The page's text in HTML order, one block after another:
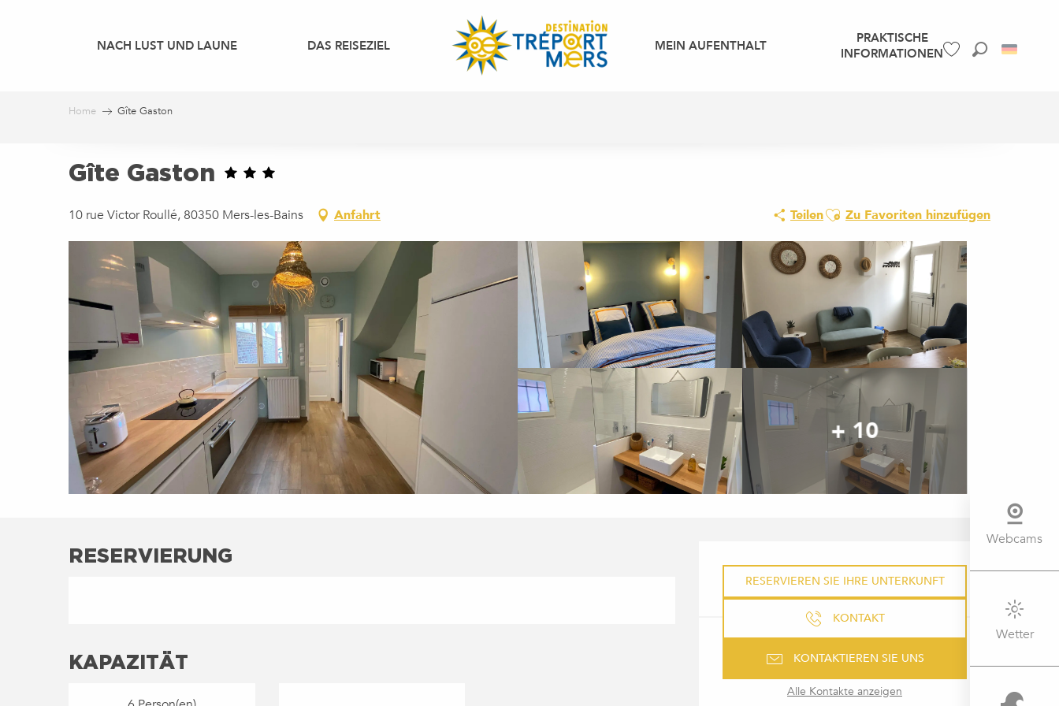
NACH LUST UND LAUNE DAS REISEZIEL MEIN AUFENTHALT
PRAKTISCHE
INFORMATIONEN
Webcams
Wetter
Home Gîte Gaston
Gîte Gaston
10 rue Victor Roullé, 80350 Mers-les-Bains Anfahrt TeilenAjouter aux favoris
Zu Favoriten hinzufügen
+ 10
RESERVIEREN SIE IHRE UNTERKUNFT
KONTAKT
KONTAKTIEREN SIE UNS
Alle Kontakte anzeigen
RESERVIERUNG
KAPAZITÄT